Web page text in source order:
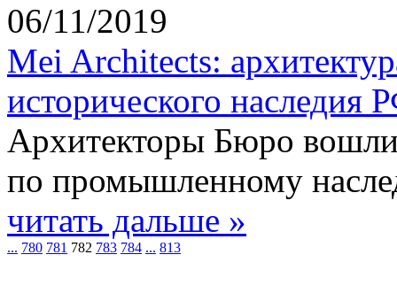
06/11/2019
Mei Architects:
исторического наследия
Архитекторы Бюро вошли
по промышленному
читать дальше »
... 780 781 782 783 784 ... 813